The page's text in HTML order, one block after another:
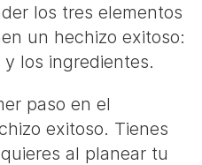
los tres elementos
un hechizo exitoso:
los ingredientes.
paso en el
exitoso. Tienes
al planear tu